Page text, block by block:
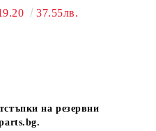
37.55лв.
на резервни